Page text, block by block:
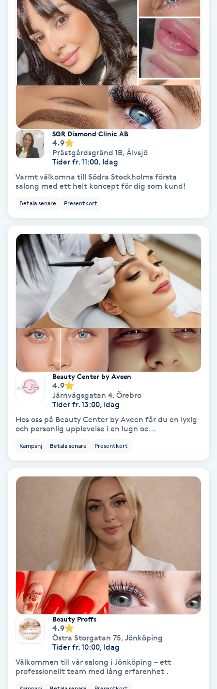
Tatueringsborttagning
Terapi
Thaimassage
Torr hårbotten
Torrborstning
Triggerpunktsmassage
Trådning
Tvätt & Fön
Vaccination
Vampyrbehandling
Vaxning brasiliansk
Veterinär
Vibrationsmassage
Volymfransar
Yoga
Yoga Nidra
Yogamassage
Zonterapi
SGR Diamond Clinic AB
4.9
Prästgårdsgränd 1B, Älvsjö
Tider fr. 11:00, Idag
Varmt välkomna till Södra Stockholms första
salong med ett helt koncept för dig som kund!
Betala senare Presentkort
Beauty Center by Aveen
4.9
Järnvägsgatan 4, Örebro
Tider fr. 13:00, Idag
Hos oss på Beauty Center by Aveen får du en lyxig
och personlig upplevelse i en lugn oc...
Kampanj Betala senare Presentkort
Beauty Proffs
4.9
Östra Storgatan 75, Jönköping
Tider fr. 10:00, Idag
Välkommen till vår salong i Jönköping – ett
professionellt team med lång erfarenhet .